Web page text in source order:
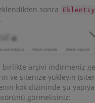
sonra
birlikte arşivi indirmeniz
ve sitenize yükleyin
kök dizininde şu
görmelisiniz: